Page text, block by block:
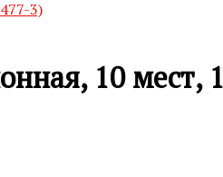
10 мест,